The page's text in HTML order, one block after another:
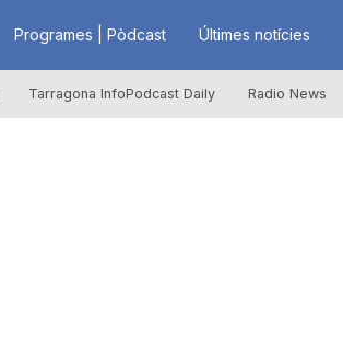
Programes | Pòdcast Últimes notícies
Tarragona InfoPodcast Daily Radio News